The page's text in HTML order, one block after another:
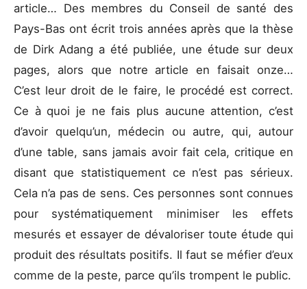
article… Des membres du Conseil de santé des
Pays-Bas ont écrit trois années après que la thèse
de Dirk Adang a été publiée, une étude sur deux
pages, alors que notre article en faisait onze…
C’est leur droit de le faire, le procédé est correct.
Ce à quoi je ne fais plus aucune attention, c’est
d’avoir quelqu’un, médecin ou autre, qui, autour
d’une table, sans jamais avoir fait cela, critique en
disant que statistiquement ce n’est pas sérieux.
Cela n’a pas de sens. Ces personnes sont connues
pour systématiquement minimiser les effets
mesurés et essayer de dévaloriser toute étude qui
produit des résultats positifs. Il faut se méfier d’eux
comme de la peste, parce qu’ils trompent le public.